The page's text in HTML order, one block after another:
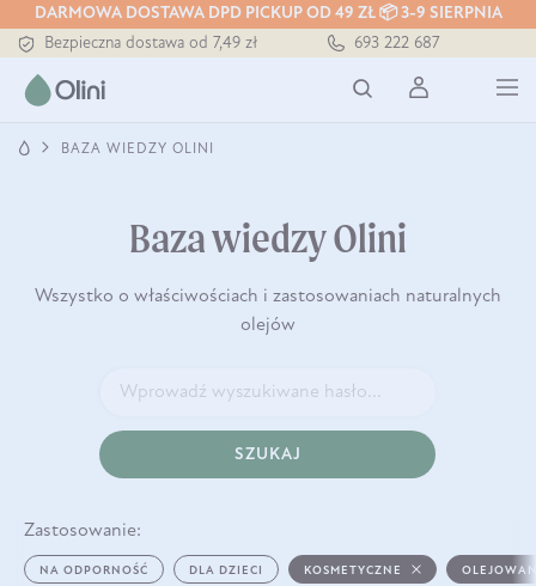
DARMOWA DOSTAWA DPD PICKUP OD 49 ZŁ 📦 3-9 SIERPNIA
Bezpieczna dostawa od 7,49 zł
Darmowa dostawa od 199 zł
693 222 687
BAZA WIEDZY OLINI
Baza wiedzy Olini
Wszystko o właściwościach i zastosowaniach naturalnych
olejów
SZUKAJ
Zastosowanie:
NA ODPORNOŚĆ DLA DZIECI KOSMETYCZNE